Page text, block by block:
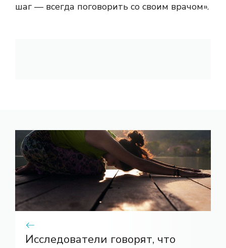
шаг — всегда поговорить со своим врачом».
Исследователи говорят, что